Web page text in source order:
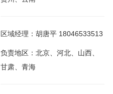
区域经理：胡唐平 18046533513
负责地区：北京、河北、山西、
甘肃、青海